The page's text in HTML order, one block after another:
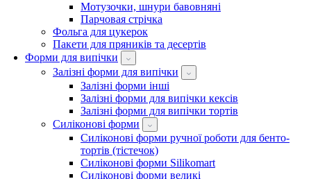
Мотузочки, шнури бавовняні
Парчовая стрічка
Фольга для цукерок
Пакети для пряників та десертів
Форми для випічки
Залізні форми для випічки
Залізні форми інші
Залізні форми для випічки кексів
Залізні форми для випічки тортів
Силіконові форми
Силіконові форми ручної роботи для бенто-
тортів (тістечок)
Силіконові форми Silikomart
Силіконові форми великі